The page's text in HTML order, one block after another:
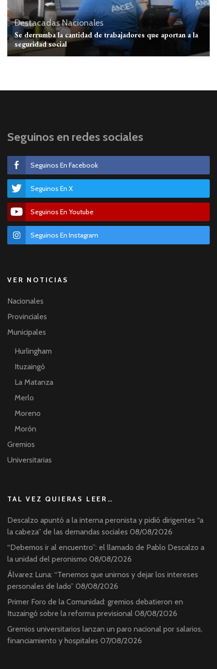
DestacadasNacionales
Se derrumba la cantidad de trabajadores que aportan a la
seguridad social
Seguinos en redes sociales
Seguinos En Facebook
Seguinos En X
Seguinos En Youtube
Seguinos En Instagram
VER NOTICIAS
Nacionales
Provinciales
Municipales
Hurlingham
Ituzaingó
La Matanza
Merlo
Moreno
Morón
Gremios
Universitarias
TAL VEZ QUIERAS LEER…
Descalzo apuntó a la interna peronista y pidió dirigentes “a
la cabeza” de las demandas sociales 08/08/2026
“Debemos ir al encuentro”: el llamado de Pablo Descalzo a
la unidad del peronismo 08/08/2026
Álvarez Luna: “Tenemos que unirnos y dejar los intereses
personales de lado” 08/08/2026
Primer Foro de la Comunidad: gremios debatieron en
Ituzaingó sobre la reforma previsional 08/08/2026
Gremios universitarios lanzan un paro nacional por salarios,
financiamiento y hospitales 07/08/2026